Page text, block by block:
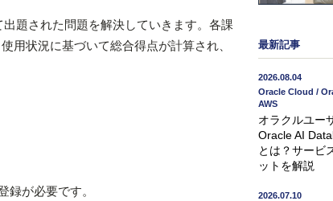
題された問題を解決していきます。各課
用状況に基づいて総合得点が計算され、
が必要です。
最新記事
2026.08.04
Oracle Cloud /
AWS
オラクルユー
Oracle AI
とは？サービ
ットを解説
2026.07.10